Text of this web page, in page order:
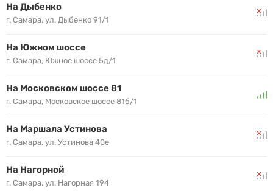
На Дыбенко
г. Самара, ул. Дыбенко 91/1
На Южном шоссе
г. Самара, Южное шоссе 5д/1
На Московском шоссе 81
г. Самара, Московское шоссе 81б/1
На Маршала Устинова
г. Самара, ул. Устинова 40е
На Нагорной
г. Самара, ул. Нагорная 194